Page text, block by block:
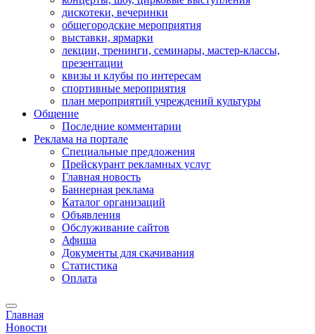
дискотеки, вечеринки
общегородские мероприятия
выставки, ярмарки
лекции, тренинги, семинары, мастер-классы,
презентации
квизы и клубы по интересам
спортивные мероприятия
план мероприятий учреждений культуры
Общение
Последние комментарии
Реклама на портале
Специальные предложения
Прейскурант рекламных услуг
Главная новость
Баннерная реклама
Каталог организаций
Объявления
Обслуживание сайтов
Афиша
Документы для скачивания
Статистика
Оплата
Главная
Новости